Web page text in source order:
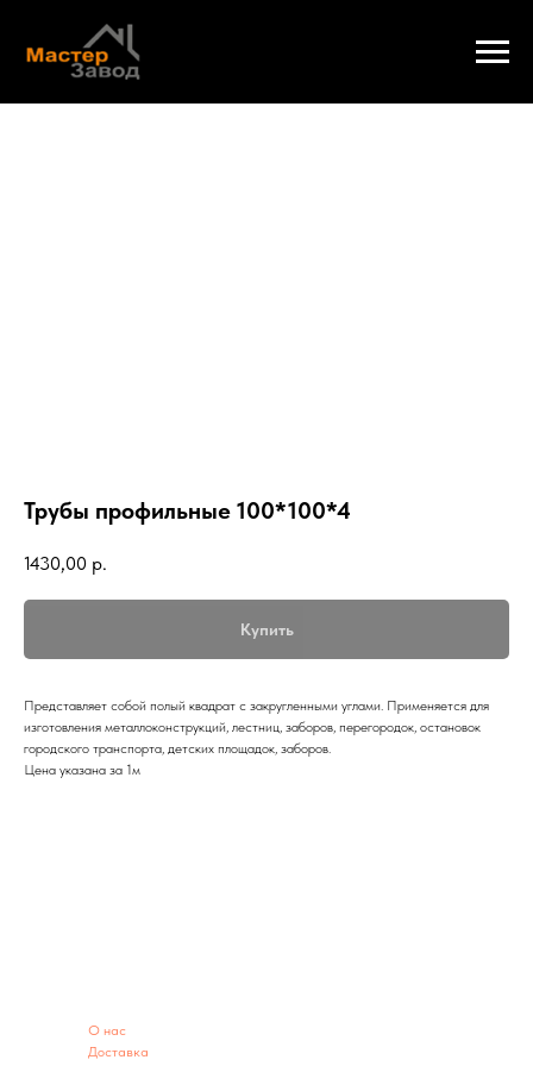
Трубы профильные 100*100*4
1430,00 р.
Купить
Представляет собой полый квадрат с закругленными углами. Применяется для
изготовления металлоконструкций, лестниц, заборов, перегородок, остановок
городского транспорта, детских площадок, заборов.
Цена указана за 1м
O нас
Доставка